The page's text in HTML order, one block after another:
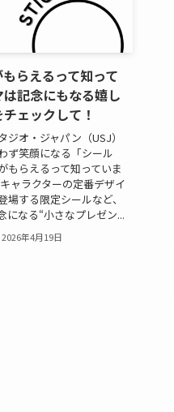
らえるって知って
記念にもなる嬉し
ェックして！
ジオ・ジャパン（USJ）
ず笑顔になる「シール
もらえるって知っていま
ャラクターの定番デザイ
場する限定シールなど、
になる“小さなプレゼン...
2026年4月19日